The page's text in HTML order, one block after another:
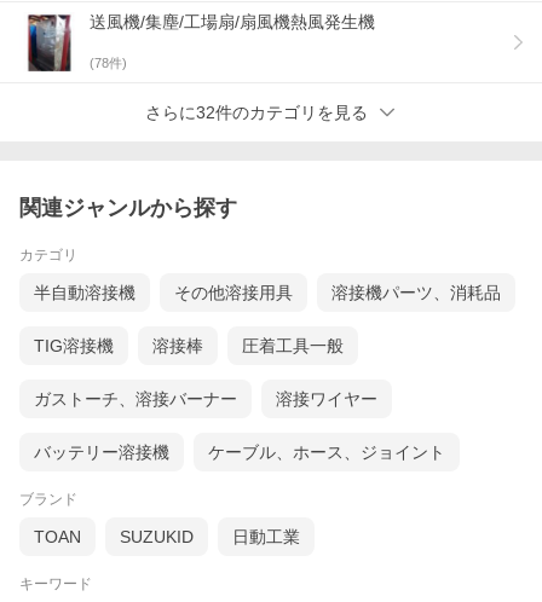
送風機/集塵/工場扇/扇風機熱風発生機
(78件)
さらに32件のカテゴリを見る
関連ジャンルから探す
カテゴリ
半自動溶接機 その他溶接用具 溶接機パーツ、消耗品
TIG溶接機 溶接棒 圧着工具一般
ガストーチ、溶接バーナー 溶接ワイヤー
バッテリー溶接機 ケーブル、ホース、ジョイント
ブランド
TOAN SUZUKID 日動工業
キーワード